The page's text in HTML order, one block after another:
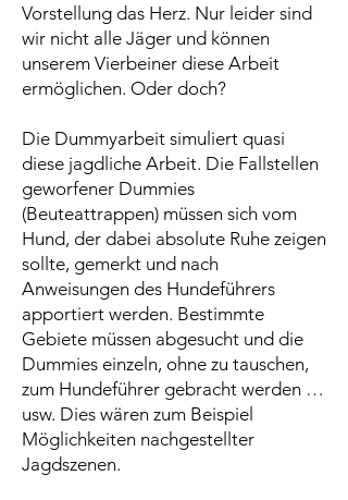
Vorstellung das Herz. Nur leider sind
wir nicht alle Jäger und können
unserem Vierbeiner diese Arbeit
ermöglichen. Oder doch?
Die Dummyarbeit simuliert quasi
diese jagdliche Arbeit. Die Fallstellen
geworfener Dummies
(Beuteattrappen) müssen sich vom
Hund, der dabei absolute Ruhe zeigen
sollte, gemerkt und nach
Anweisungen des Hundeführers
apportiert werden. Bestimmte
Gebiete müssen abgesucht und die
Dummies einzeln, ohne zu tauschen,
zum Hundeführer gebracht werden …
usw. Dies wären zum Beispiel
Möglichkeiten nachgestellter
Jagdszenen.